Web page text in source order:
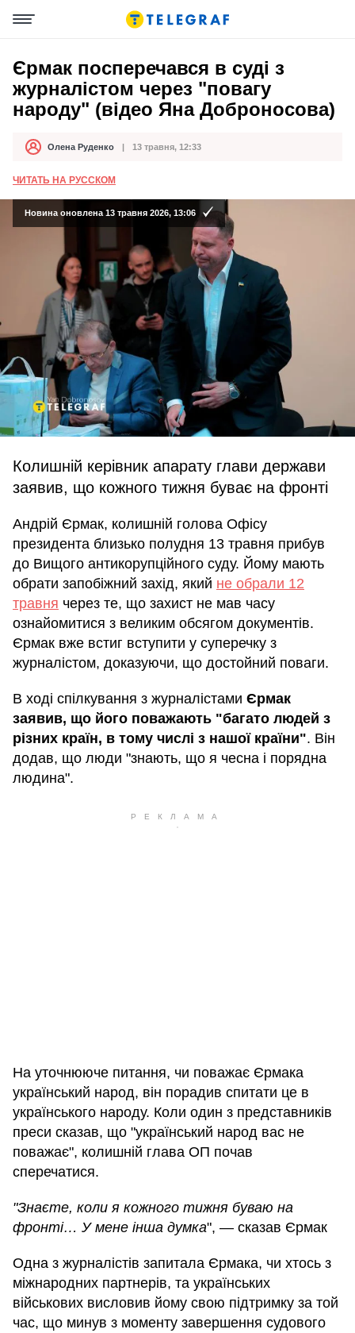
Єрмак посперечався в суді з
журналістом через "повагу
народу" (відео Яна Доброносова)
АвторОлена Руденко
Дата публікації 13 травня, 12:33
ЧИТАТЬ НА РУССКОМ
Новина оновлена 13 травня 2026, 13:06
Колишній керівник апарату глави держави
заявив, що кожного тижня буває на фронті
Андрій Єрмак, колишній голова Офісу
президента близько полудня 13 травня прибув
до Вищого антикорупційного суду. Йому мають
обрати запобіжний захід, який не обрали 12
травня через те, що захист не мав часу
ознайомитися з великим обсягом документів.
Єрмак вже встиг вступити у суперечку з
журналістом, доказуючи, що достойний поваги.
В ході спілкування з журналістами Єрмак
заявив, що його поважають "багато людей з
різних країн, в тому числі з нашої країни". Він
додав, що люди "знають, що я чесна і порядна
людина".
На уточнююче питання, чи поважає Єрмака
український народ, він порадив спитати це в
українського народу. Коли один з представників
преси сказав, що "український народ вас не
поважає", колишній глава ОП почав
сперечатися.
"Знаєте, коли я кожного тижня буваю на
фронті… У мене інша думка", — сказав Єрмак
Одна з журналістів запитала Єрмака, чи хтось з
міжнародних партнерів, та українських
військових висловив йому свою підтримку за той
час, що минув з моменту завершення судового